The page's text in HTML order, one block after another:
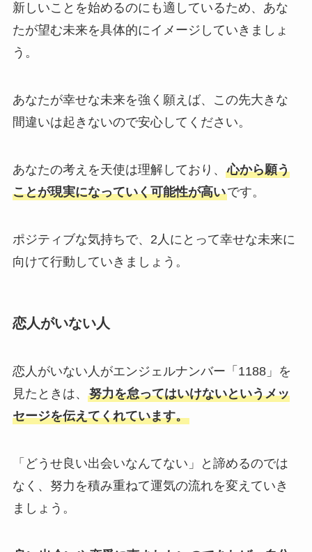
新しいことを始めるのにも適しているため、あな
たが望む未来を具体的にイメージしていきましょ
う。
あなたが幸せな未来を強く願えば、この先大きな
間違いは起きないので安心してください。
あなたの考えを天使は理解しており、 心から願う
ことが現実になっていく可能性が高いです。
ポジティブな気持ちで、2人にとって幸せな未来に
向けて行動していきましょう。
恋人がいない人
恋人がいない人がエンジェルナンバー「1188」を
見たときは、 努力を怠ってはいけないというメッ
セージを伝えてくれています。
「どうせ良い出会いなんてない」と諦めるのでは
なく、努力を積み重ねて運気の流れを変えていき
ましょう。